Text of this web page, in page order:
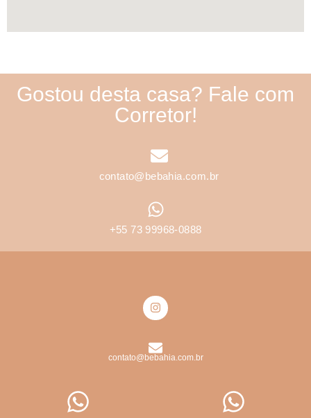
Gostou desta casa? Fale com
Corretor!
contato@bebahia.com.br
+55 73 99968-0888
contato@bebahia.com.br